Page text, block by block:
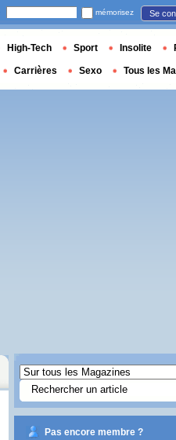
Pas encore membre ?
mémorisez Se
High-Tech Sport Insolite
Carrières Sexo Tous les